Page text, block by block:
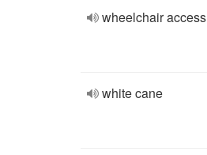
wheelchair access
white cane